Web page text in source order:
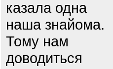
казала одна
наша знайома.
Тому нам
доводиться